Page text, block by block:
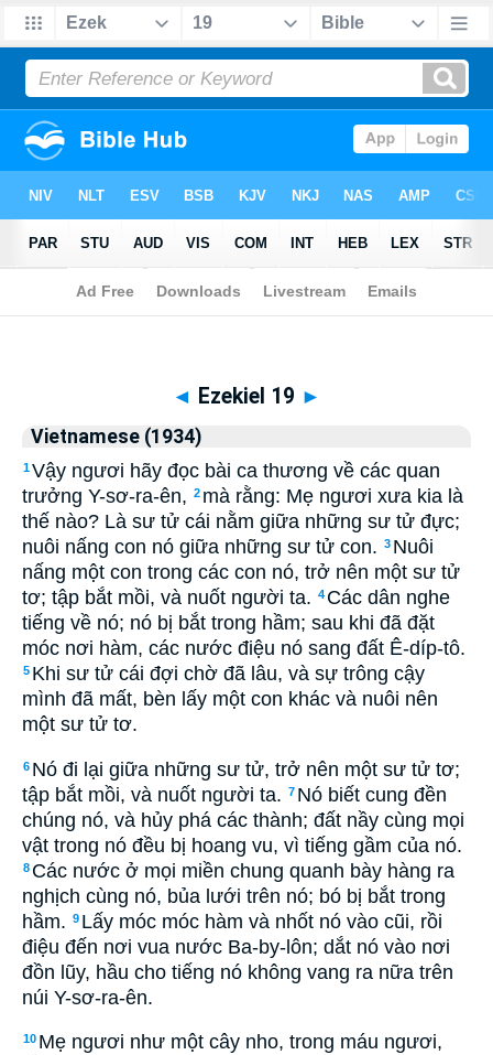
Biblia> Vietnamese (1934) > Ezekiel 19
◄ Ezekiel 19 ►
Vietnamese (1934)
1Vậy ngươi hãy đọc bài ca thương về các quan
trưởng Y-sơ-ra-ên, 2 mà rằng: Mẹ ngươi xưa kia là
thế nào? Là sư tử cái nằm giữa những sư tử đực;
nuôi nấng con nó giữa những sư tử con. 3 Nuôi
nấng một con trong các con nó, trở nên một sư tử
tơ; tập bắt mồi, và nuốt người ta. 4 Các dân nghe
tiếng về nó; nó bị bắt trong hầm; sau khi đã đặt
móc nơi hàm, các nước điệu nó sang đất Ê-díp-tô.
5 Khi sư tử cái đợi chờ đã lâu, và sự trông cậy
mình đã mất, bèn lấy một con khác và nuôi nên
một sư tử tơ.
6 Nó đi lại giữa những sư tử, trở nên một sư tử tơ;
tập bắt mồi, và nuốt người ta. 7 Nó biết cung đền
chúng nó, và hủy phá các thành; đất nầy cùng mọi
vật trong nó đều bị hoang vu, vì tiếng gầm của nó.
8 Các nước ở mọi miền chung quanh bày hàng ra
nghịch cùng nó, bủa lưới trên nó; bó bị bắt trong
hầm. 9 Lấy móc móc hàm và nhốt nó vào cũi, rồi
điệu đến nơi vua nước Ba-by-lôn; dắt nó vào nơi
đồn lũy, hầu cho tiếng nó không vang ra nữa trên
núi Y-sơ-ra-ên.
10 Mẹ ngươi như một cây nho, trong máu ngươi,